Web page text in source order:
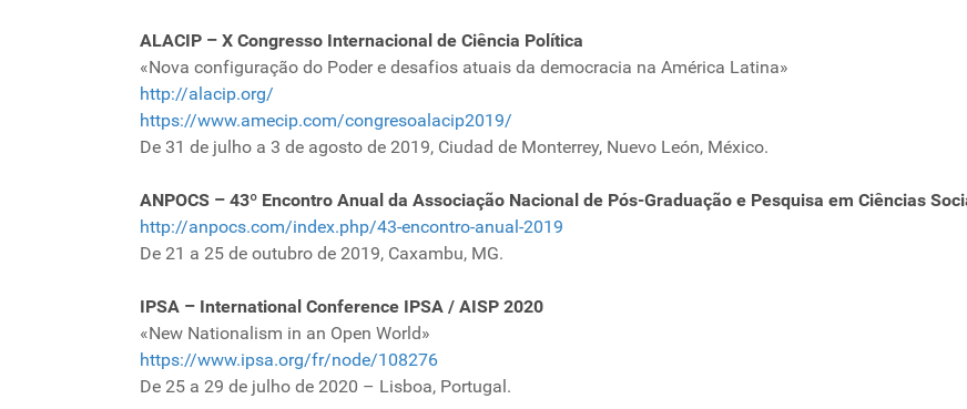
ALACIP – X Congresso Internacional de Ciência Política
«Nova configuração do Poder e desafios atuais da democracia na América Latina»
http://alacip.org/
https://www.amecip.com/congresoalacip2019/
De 31 de julho a 3 de agosto de 2019, Ciudad de Monterrey, Nuevo León, México.
ANPOCS – 43º Encontro Anual da Associação Nacional de Pós-Graduação e Pesquisa em Ciências
http://anpocs.com/index.php/43-encontro-anual-2019
De 21 a 25 de outubro de 2019, Caxambu, MG.
IPSA – International Conference IPSA / AISP 2020
«New Nationalism in an Open World»
https://www.ipsa.org/fr/node/108276
De 25 a 29 de julho de 2020 – Lisboa, Portugal.